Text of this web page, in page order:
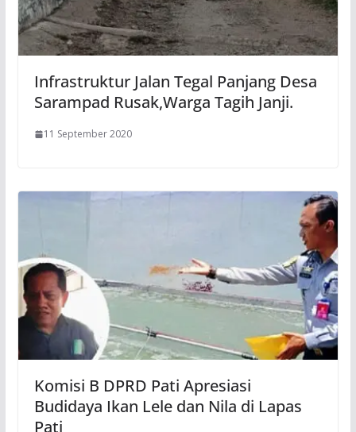
Infrastruktur Jalan Tegal Panjang Desa
Sarampad Rusak,Warga Tagih Janji.
11 September 2020
Komisi B DPRD Pati Apresiasi
Budidaya Ikan Lele dan Nila di Lapas
Pati